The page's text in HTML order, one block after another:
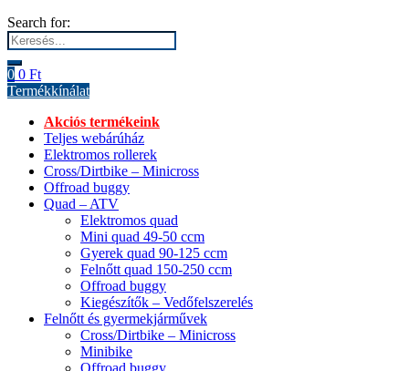
Search for:
0 0 Ft
Termékkínálat
Akciós termékeink
Teljes webárúház
Elektromos rollerek
Cross/Dirtbike – Minicross
Offroad buggy
Quad – ATV
Elektromos quad
Mini quad 49-50 ccm
Gyerek quad 90-125 ccm
Felnőtt quad 150-250 ccm
Offroad buggy
Kiegészítők – Vedőfelszerelés
Felnőtt és gyermekjárművek
Cross/Dirtbike – Minicross
Minibike
Offroad buggy